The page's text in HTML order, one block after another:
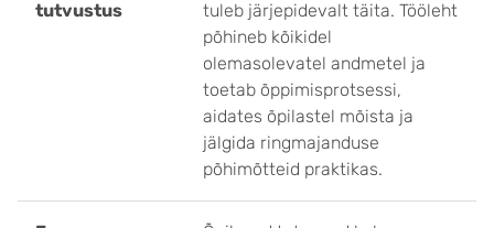
tutvustus
tuleb järjepidevalt täita. Tööleht
põhineb kõikidel
olemasolevatel andmetel ja
toetab õppimisprotsessi,
aidates õpilastel mõista ja
jälgida ringmajanduse
põhimõtteid praktikas.